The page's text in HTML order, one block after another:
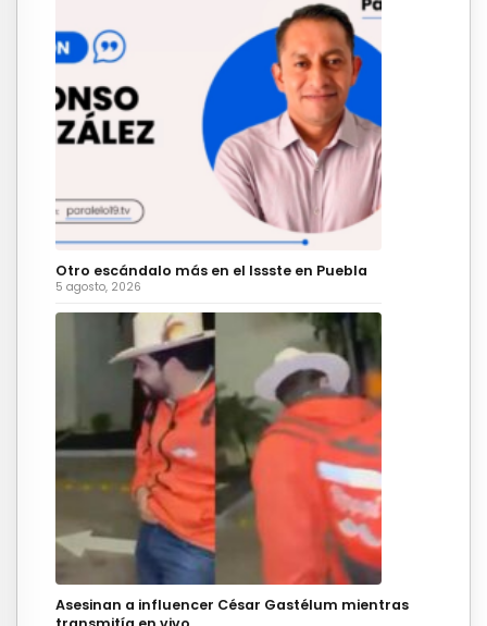
Otro escándalo más en el Issste en Puebla
5 agosto, 2026
Asesinan a influencer César Gastélum mientras